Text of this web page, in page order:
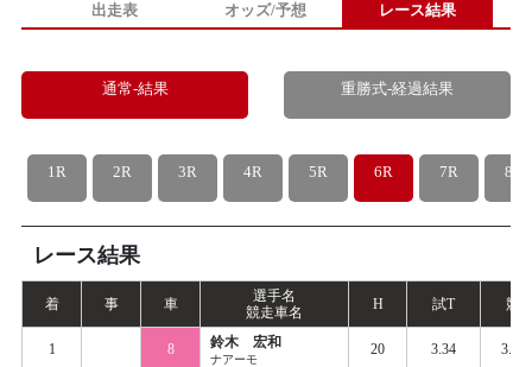
出走表 オッズ/予想 レース結果
通常-結果 重勝式-経過結果
1R 2R 3R 4R 5R 6R 7R 8R
レース結果
着 事 車
選手名
競走車名
H 試T 競
1 8 鈴木 宏和
ナアーモ
20 3.34 3.429